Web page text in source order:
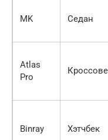
MK Седан
Atlas
Pro
Binray Хэтчбек